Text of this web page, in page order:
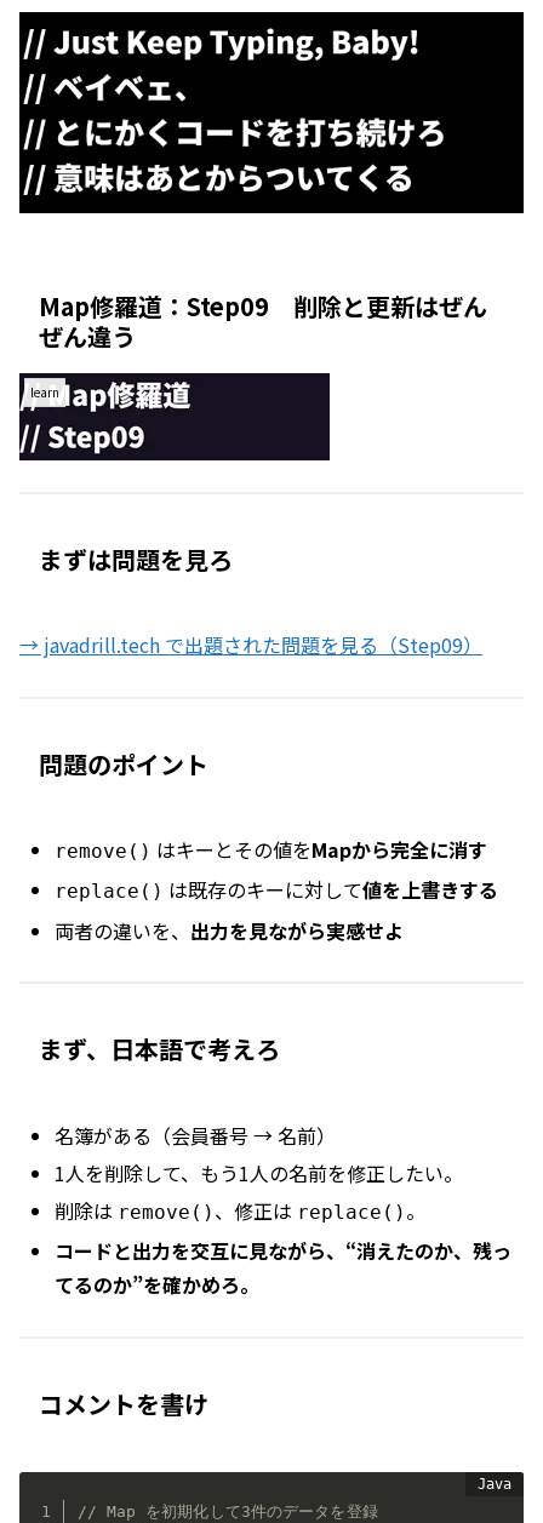
Map修羅道：Step09 削除と更新はぜん
ぜん違う
learn
まずは問題を見ろ
→ javadrill.tech で出題された問題を見る（Step09）
問題のポイント
remove() はキーとその値をMapから完全に消す
replace() は既存のキーに対して値を上書きする
両者の違いを、 出力を見ながら実感せよ
まず、日本語で考えろ
名簿がある（会員番号 → 名前）
1人を削除して、もう1人の名前を修正したい。
削除は remove() 、修正は replace() 。
コードと出力を交互に見ながら、“消えたのか、残っ
てるのか”を確かめろ。
コメントを書け
// Map を初期化して3件のデータを登録